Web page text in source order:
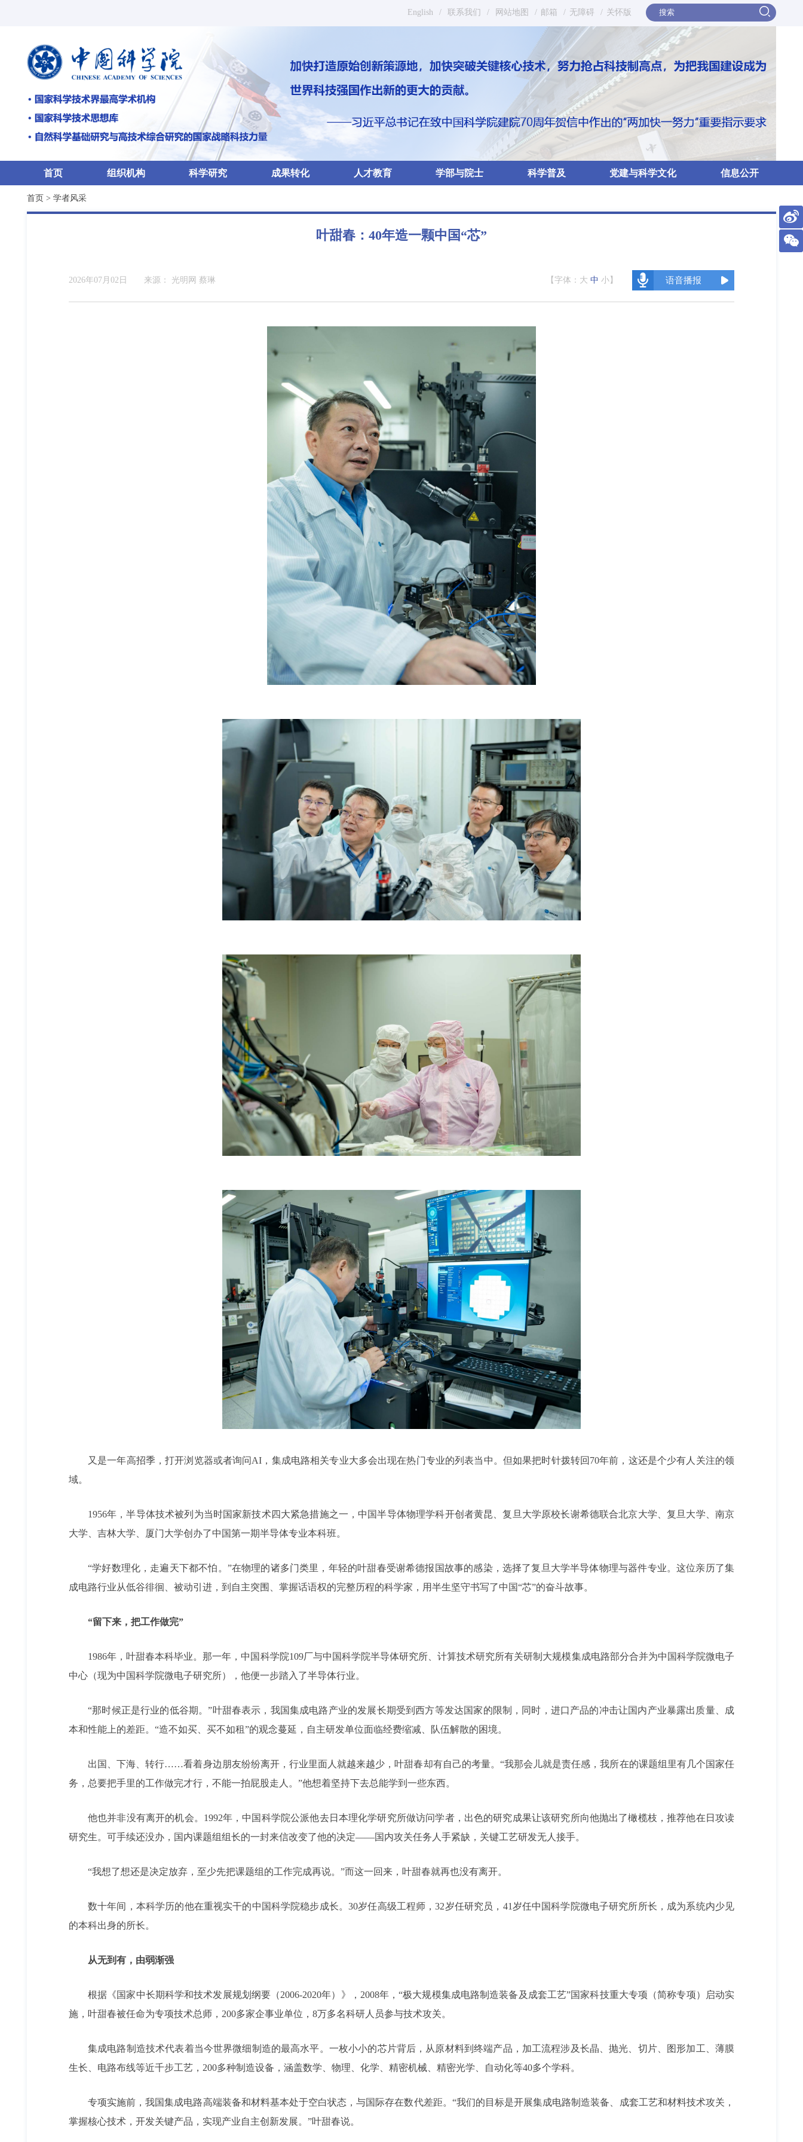
English / 联系我们 / 网站地图 / 邮箱 / 无障碍 / 关怀版
首页 组织机构 科学研究 成果转化 人才教育 学部与院士 科学普及 党建与科学文化 信息公开
首页 > 学者风采
叶甜春：40年造一颗中国“芯”
2026年07月02日 来源： 光明网 蔡琳 【字体： 大 中 小 】 语音播报
又是一年高招季，打开浏览器或者询问AI，集成电路相关专业大多会出现在热门专业的列表当中。但如果把时针拨转回70年前，这还是个少有人关注的领
域。
1956年，半导体技术被列为当时国家新技术四大紧急措施之一，中国半导体物理学科开创者黄昆、复旦大学原校长谢希德联合北京大学、复旦大学、南京
大学、吉林大学、厦门大学创办了中国第一期半导体专业本科班。
“学好数理化，走遍天下都不怕。”在物理的诸多门类里，年轻的叶甜春受谢希德报国故事的感染，选择了复旦大学半导体物理与器件专业。这位亲历了集
成电路行业从低谷徘徊、被动引进，到自主突围、掌握话语权的完整历程的科学家，用半生坚守书写了中国“芯”的奋斗故事。
“留下来，把工作做完”
1986年，叶甜春本科毕业。那一年，中国科学院109厂与中国科学院半导体研究所、计算技术研究所有关研制大规模集成电路部分合并为中国科学院微电子
中心（现为中国科学院微电子研究所），他便一步踏入了半导体行业。
“那时候正是行业的低谷期。”叶甜春表示，我国集成电路产业的发展长期受到西方等发达国家的限制，同时，进口产品的冲击让国内产业暴露出质量、成
本和性能上的差距。“造不如买、买不如租”的观念蔓延，自主研发单位面临经费缩减、队伍解散的困境。
出国、下海、转行……看着身边朋友纷纷离开，行业里面人就越来越少，叶甜春却有自己的考量。“我那会儿就是责任感，我所在的课题组里有几个国家任
务，总要把手里的工作做完才行，不能一拍屁股走人。”他想着坚持下去总能学到一些东西。
他也并非没有离开的机会。1992年，中国科学院公派他去日本理化学研究所做访问学者，出色的研究成果让该研究所向他抛出了橄榄枝，推荐他在日攻读
研究生。可手续还没办，国内课题组组长的一封来信改变了他的决定——国内攻关任务人手紧缺，关键工艺研发无人接手。
“我想了想还是决定放弃，至少先把课题组的工作完成再说。”而这一回来，叶甜春就再也没有离开。
数十年间，本科学历的他在重视实干的中国科学院稳步成长。30岁任高级工程师，32岁任研究员，41岁任中国科学院微电子研究所所长，成为系统内少见
的本科出身的所长。
从无到有，由弱渐强
根据《国家中长期科学和技术发展规划纲要（2006-2020年）》，2008年，“极大规模集成电路制造装备及成套工艺”国家科技重大专项（简称专项）启动实
施，叶甜春被任命为专项技术总师，200多家企事业单位，8万多名科研人员参与技术攻关。
集成电路制造技术代表着当今世界微细制造的最高水平。一枚小小的芯片背后，从原材料到终端产品，加工流程涉及长晶、抛光、切片、图形加工、薄膜
生长、电路布线等近千步工艺，200多种制造设备，涵盖数学、物理、化学、精密机械、精密光学、自动化等40多个学科。
专项实施前，我国集成电路高端装备和材料基本处于空白状态，与国际存在数代差距。“我们的目标是开展集成电路制造装备、成套工艺和材料技术攻关，
掌握核心技术，开发关键产品，实现产业自主创新发展。”叶甜春说。